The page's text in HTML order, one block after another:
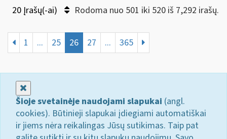
20 Įrašų(-ai) Rodoma nuo 501 iki 520 iš 7,292 irašų.
1 ... 25 26 27 ... 365
Šioje svetainėje naudojami slapukai (angl.
cookies). Būtinieji slapukai įdiegiami automatiškai
ir jiems nėra reikalingas Jūsų sutikimas. Taip pat